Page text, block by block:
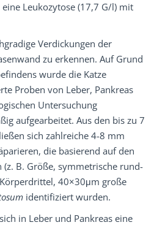
Leukozytose (17,7 G/l) mit
Verdickungen der
zu erkennen. Auf Grund
wurde die Katze
Proben von Leber, Pankreas
Untersuchung
aufgearbeitet. Aus den bis zu 7
sich zahlreiche 4-8 mm
die basierend auf den
B. Größe, symmetrische rund-
40×30μm große
identifiziert wurden.
in Leber und Pankreas eine